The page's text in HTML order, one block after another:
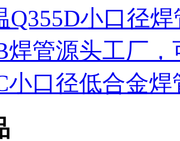
Q355D小口径
焊管源头工厂
小口径低合金